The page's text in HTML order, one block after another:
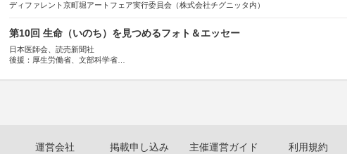
ディファレント京町堀アートフェア実行委員会（株式会社チグニッタ内）
第10回 生命（いのち）を見つめるフォト＆エッセー
日本医師会、読売新聞社
後援：厚生労働省、文部科学省
運営会社 掲載申し込み 主催運営ガイド 利用規約